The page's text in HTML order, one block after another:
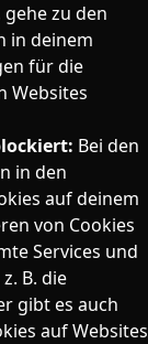
zu den
in deinem
für die
Websites
Bei den
in den
auf deinem
von Cookies
Services und
B. die
gibt es auch
auf Websites